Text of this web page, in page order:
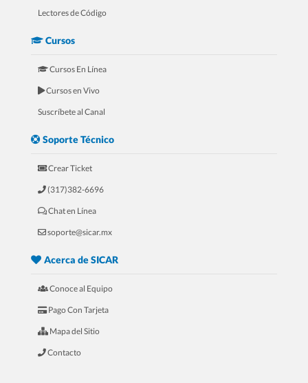
5.- Mini Curso Para Refaccionarías
6.- Mini Curso Para Ferreterías
Lectores de Código
Cursos
Cursos En Línea
Cursos en Vivo
Suscríbete al Canal
Soporte Técnico
Crear Ticket
(317)382-6696
Chat en Línea
soporte@sicar.mx
Acerca de SICAR
Conoce al Equipo
Pago Con Tarjeta
Mapa del Sitio
Contacto